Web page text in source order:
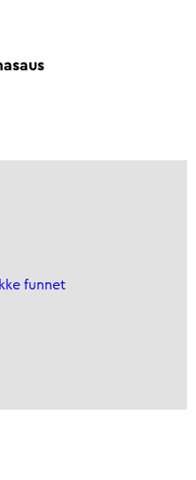
funnet